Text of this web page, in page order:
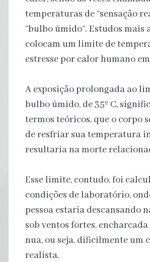
temperaturas de “sensação
“bulbo úmido”. Estudos mais
colocam um limite de
estresse por calor humano em
A exposição prolongada ao
bulbo úmido, de 35º C,
termos teóricos, que o corpo
de resfriar sua temperatura
resultaria na morte
Esse limite, contudo, foi
condições de laboratório,
pessoa estaria descansando
sob ventos fortes, encharcada
nua, ou seja, dificilmente um
realista.